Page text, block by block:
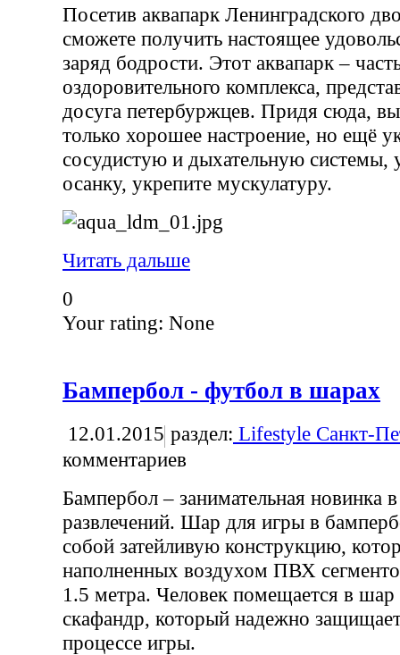
Посетив аквапарк Ленинградского
сможете получить настоящее
заряд бодрости. Этот аквапарк –
оздоровительного комплекса,
досуга петербуржцев. Придя сюда,
только хорошее настроение, но ещё
сосудистую и дыхательную системы,
осанку, укрепите мускулатуру.
Читать дальше
0
Your rating: None
Бампербол - футбол в шарах
12.01.2015 раздел: Lifestyle Санкт-
комментариев
Бампербол – занимательная новинка
развлечений. Шар для игры в
собой затейливую конструкцию,
наполненных воздухом ПВХ
1.5 метра. Человек помещается в шар
скафандр, который надежно
процессе игры.